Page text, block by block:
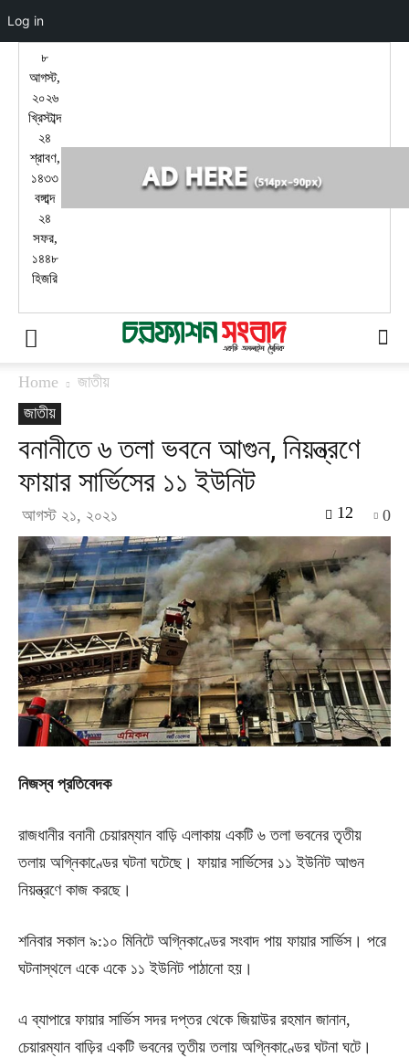
৮
আগস্ট,
২০২৬
খ্রিস্টাব্দ
২৪
শ্রাবণ,
১৪৩৩
বঙ্গাব্দ
২৪
সফর,
১৪৪৮
হিজরি
Home
জাতীয়
জাতীয়
বনানীতে ৬ তলা ভবনে আগুন, নিয়ন্ত্রণে
ফায়ার সার্ভিসের ১১ ইউনিট
আগস্ট ২১, ২০২১ 0
12
নিজস্ব প্রতিবেদক
রাজধানীর বনানী চেয়ারম্যান বাড়ি এলাকায় একটি ৬ তলা ভবনের তৃতীয়
তলায় অগ্নিকাণ্ডের ঘটনা ঘটেছে। ফায়ার সার্ভিসের ১১ ইউনিট আগুন
নিয়ন্ত্রণে কাজ করছে।
শনিবার সকাল ৯:১০ মিনিটে অগ্নিকাণ্ডের সংবাদ পায় ফায়ার সার্ভিস। পরে
ঘটনাস্থলে একে একে ১১ ইউনিট পাঠানো হয়।
এ ব্যাপারে ফায়ার সার্ভিস সদর দপ্তর থেকে জিয়াউর রহমান জানান,
চেয়ারম্যান বাড়ির একটি ভবনের তৃতীয় তলায় অগ্নিকাণ্ডের ঘটনা ঘটে।
Log in